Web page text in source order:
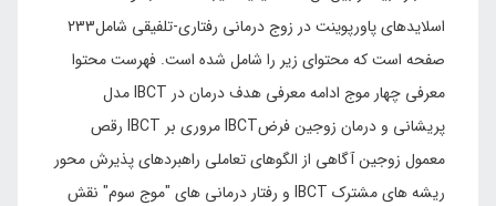
اسلایدهای پاورپوینت در زوج درمانی رفتاری-تلفیقی شامل233
صفحه است که محتوای زیر را شامل شده است. فهرست محتوا
معرفی چهار موج ادامه معرفی هدف درمان در IBCT مدل
پریشانی و درمان زوجین فرضIBCT مروری بر IBCT رقص
معمول زوجین آگاهی از الگوهای تعاملی راهبردهای پذیرش محور
ریشه های مشترک IBCT و رفتار درمانی های "موج سوم" نقش